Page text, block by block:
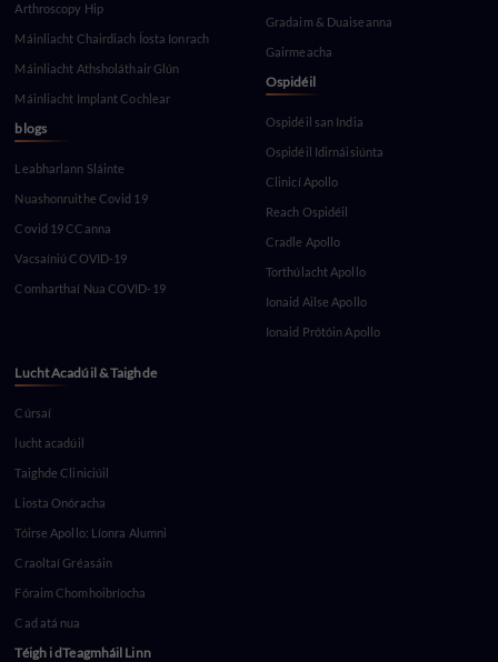
Arthroscopy Hip
Máinliacht Chairdiach Íosta Ionrach
Máinliacht Athsholáthair Glún
Máinliacht Implant Cochlear
blogs
Leabharlann Sláinte
Nuashonruithe Covid 19
Covid 19 CCanna
Vacsaíniú COVID-19
Comharthaí Nua COVID-19
Gradaim & Duaiseanna
Gairmeacha
Ospidéil
Ospidéil san India
Ospidéil Idirnáisiúnta
Clinicí Apollo
Reach Ospidéil
Cradle Apollo
Torthúlacht Apollo
Ionaid Ailse Apollo
Ionaid Prótóin Apollo
Lucht Acadúil & Taighde
Cúrsaí
lucht acadúil
Taighde Cliniciúil
Liosta Onóracha
Tóirse Apollo: Líonra Alumni
Craoltaí Gréasáin
Fóraim Chomhoibríocha
Cad atá nua
Téigh i dTeagmháil Linn